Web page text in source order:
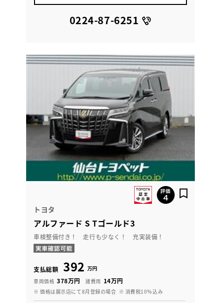
0224-87-6251
トヨタ
アルファード S Tゴールド3
車検整備付き！ 走行も少なく！ 充実装備！
支払総額 392 万円
車両価格 378万円 諸費用 14万円
※ 価格は展示店にて8月登録の場合 ※ 消費税10％込み